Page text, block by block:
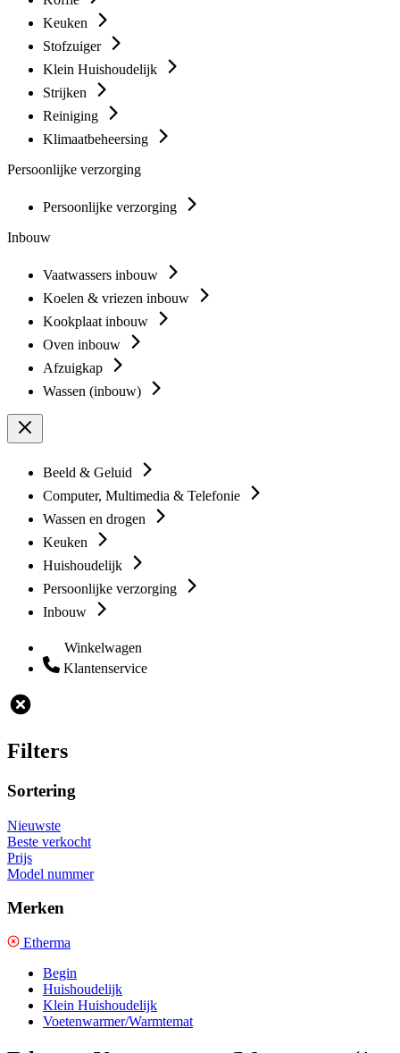
Keuken
Stofzuiger
Klein Huishoudelijk
Strijken
Reiniging
Klimaatbeheersing
Persoonlijke verzorging
Persoonlijke verzorging
Inbouw
Vaatwassers inbouw
Koelen & vriezen inbouw
Kookplaat inbouw
Oven inbouw
Afzuigkap
Wassen (inbouw)
Beeld & Geluid
Computer, Multimedia & Telefonie
Wassen en drogen
Keuken
Huishoudelijk
Persoonlijke verzorging
Inbouw
Winkelwagen
Klantenservice
Filters
Sortering
Nieuwste
Beste verkocht
Prijs
Model nummer
Merken
Etherma
Begin
Huishoudelijk
Klein Huishoudelijk
Voetenwarmer/Warmtemat